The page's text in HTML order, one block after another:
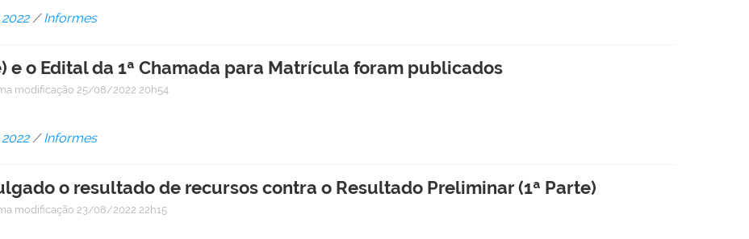
2022 /Informes
e o Edital da 1ª Chamada para Matrícula foram publicados
modificação 25/08/2022 20h54
2022 /Informes
o resultado de recursos contra o Resultado Preliminar (1ª Parte)
modificação 23/08/2022 22h15